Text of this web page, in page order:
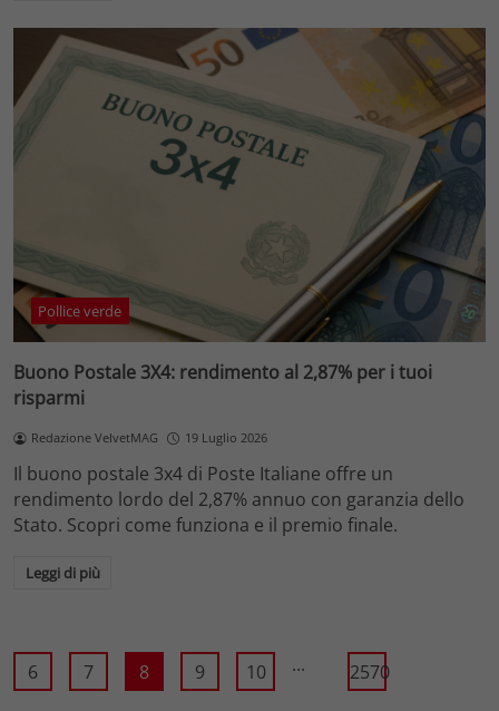
Pollice verde
Buono Postale 3X4: rendimento al 2,87% per i tuoi
risparmi
Redazione VelvetMAG 19 Luglio 2026
Il buono postale 3x4 di Poste Italiane offre un
rendimento lordo del 2,87% annuo con garanzia dello
Stato. Scopri come funziona e il premio finale.
Leggi di più
6 7 8 9 10 ... 2570